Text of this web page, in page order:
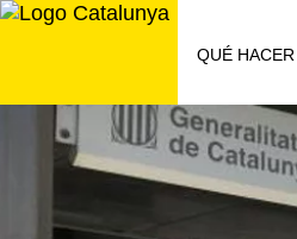
Saltar
QUÉ HACER